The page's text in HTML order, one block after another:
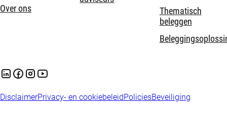
Over ons
Thematisch
beleggen
DisclaimerPrivacy- en cookiebeleidPoliciesBeveiliging